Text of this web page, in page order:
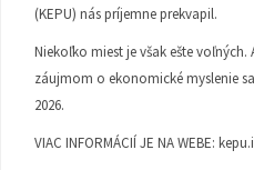
(KEPU) nás príjemne prekvapil.
Niekoľko miest je však ešte
záujmom o ekonomické myslenie
2026.
VIAC INFORMÁCIÍ JE NA WEBE: